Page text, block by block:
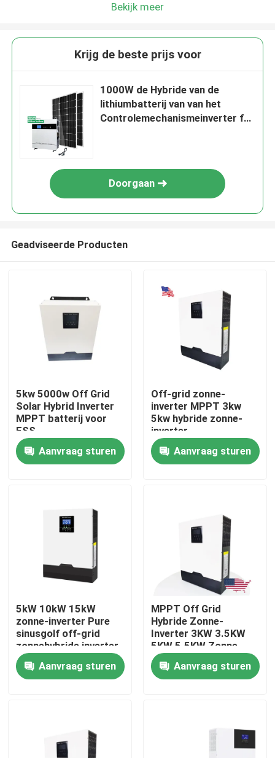
Thuis
Producten
Over ons
Contacteer ons
nieuws
Lithium Ionenlifepo4 Batterij
Bekijk meer
Krijg de beste prijs voor
1000W de Hybride van de
lithiumbatterij van van het
Controlemechanismeinverter for
Doorgaan
Geadviseerde Producten
5kw 5000w Off Grid
Solar Hybrid Inverter
MPPT batterij voor
ESS
Aanvraag sturen
Off-grid zonne-
inverter MPPT 3kw
5kw hybride zonne-
inverter
Aanvraag sturen
5kW 10kW 15kW
zonne-inverter Pure
sinusgolf off-grid
zonnehybride inverter
3 fase
Aanvraag sturen
MPPT Off Grid
Hybride Zonne-
Inverter 3KW 3.5KW
5KW 5.5KW Zonne-
Inverter
Aanvraag sturen